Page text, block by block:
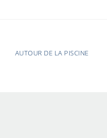
AUTOUR DE LA PISCINE